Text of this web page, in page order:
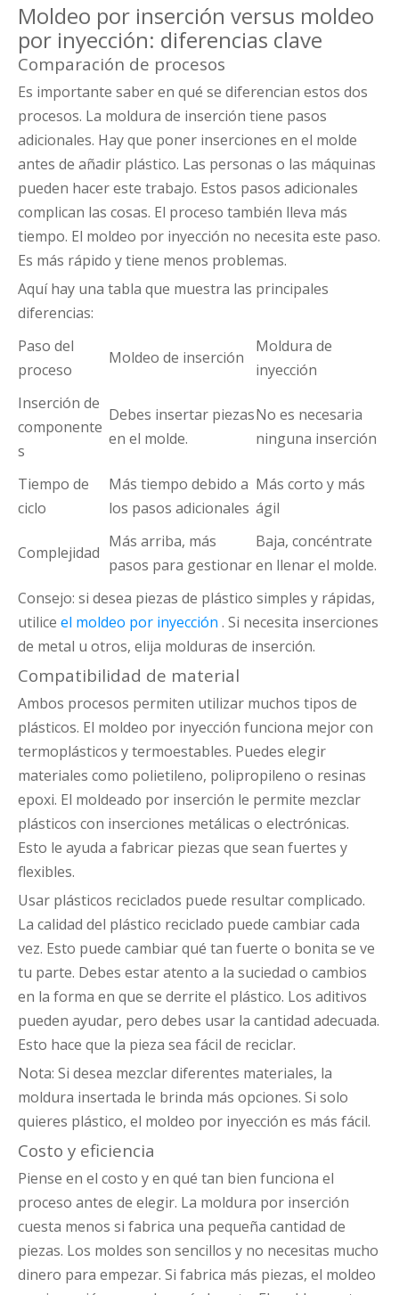
Moldeo por inserción versus moldeo
por inyección: diferencias clave
Comparación de procesos
Es importante saber en qué se diferencian estos dos
procesos. La moldura de inserción tiene pasos
adicionales. Hay que poner inserciones en el molde
antes de añadir plástico. Las personas o las máquinas
pueden hacer este trabajo. Estos pasos adicionales
complican las cosas. El proceso también lleva más
tiempo. El moldeo por inyección no necesita este paso.
Es más rápido y tiene menos problemas.
Aquí hay una tabla que muestra las principales
diferencias:
Paso del
proceso
Moldeo de inserción
Moldura de
inyección
Inserción de
componente
s
Debes insertar piezas
en el molde.
No es necesaria
ninguna inserción
Tiempo de
ciclo
Más tiempo debido a
los pasos adicionales
Más corto y más
ágil
Complejidad
Más arriba, más
pasos para gestionar
Baja, concéntrate
en llenar el molde.
Consejo: si desea piezas de plástico simples y rápidas,
utilice el moldeo por inyección . Si necesita inserciones
de metal u otros, elija molduras de inserción.
Compatibilidad de material
Ambos procesos permiten utilizar muchos tipos de
plásticos. El moldeo por inyección funciona mejor con
termoplásticos y termoestables. Puedes elegir
materiales como polietileno, polipropileno o resinas
epoxi. El moldeado por inserción le permite mezclar
plásticos con inserciones metálicas o electrónicas.
Esto le ayuda a fabricar piezas que sean fuertes y
flexibles.
Usar plásticos reciclados puede resultar complicado.
La calidad del plástico reciclado puede cambiar cada
vez. Esto puede cambiar qué tan fuerte o bonita se ve
tu parte. Debes estar atento a la suciedad o cambios
en la forma en que se derrite el plástico. Los aditivos
pueden ayudar, pero debes usar la cantidad adecuada.
Esto hace que la pieza sea fácil de reciclar.
Nota: Si desea mezclar diferentes materiales, la
moldura insertada le brinda más opciones. Si solo
quieres plástico, el moldeo por inyección es más fácil.
Costo y eficiencia
Piense en el costo y en qué tan bien funciona el
proceso antes de elegir. La moldura por inserción
cuesta menos si fabrica una pequeña cantidad de
piezas. Los moldes son sencillos y no necesitas mucho
dinero para empezar. Si fabrica más piezas, el moldeo